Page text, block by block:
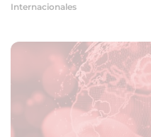
Internacionales